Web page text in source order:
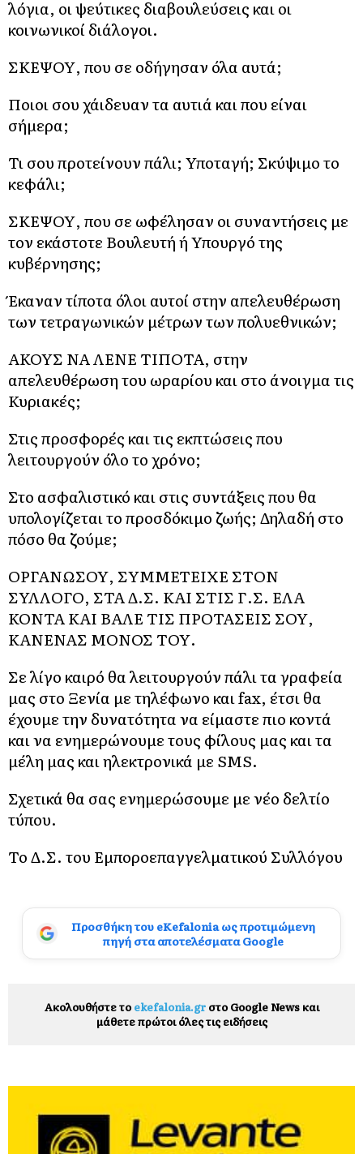
λόγια, οι ψεύτικες διαβουλεύσεις και οι
κοινωνικοί διάλογοι.
ΣΚΕΨΟΥ, που σε οδήγησαν όλα αυτά;
Ποιοι σου χάιδευαν τα αυτιά και που είναι
σήμερα;
Τι σου προτείνουν πάλι; Υποταγή; Σκύψιμο το
κεφάλι;
ΣΚΕΨΟΥ, που σε ωφέλησαν οι συναντήσεις με
τον εκάστοτε Βουλευτή ή Υπουργό της
κυβέρνησης;
Έκαναν τίποτα όλοι αυτοί στην απελευθέρωση
των τετραγωνικών μέτρων των πολυεθνικών;
ΑΚΟΥΣ ΝΑ ΛΕΝΕ ΤΙΠΟΤΑ, στην
απελευθέρωση του ωραρίου και στο άνοιγμα τις
Κυριακές;
Στις προσφορές και τις εκπτώσεις που
λειτουργούν όλο το χρόνο;
Στο ασφαλιστικό και στις συντάξεις που θα
υπολογίζεται το προσδόκιμο ζωής; Δηλαδή στο
πόσο θα ζούμε;
ΟΡΓΑΝΩΣΟΥ, ΣΥΜΜΕΤΕΙΧΕ ΣΤΟΝ
ΣΥΛΛΟΓΟ, ΣΤΑ Δ.Σ. ΚΑΙ ΣΤΙΣ Γ.Σ. ΕΛΑ
ΚΟΝΤΑ ΚΑΙ ΒΑΛΕ ΤΙΣ ΠΡΟΤΑΣΕΙΣ ΣΟΥ,
ΚΑΝΕΝΑΣ ΜΟΝΟΣ ΤΟΥ.
Σε λίγο καιρό θα λειτουργούν πάλι τα γραφεία
μας στο Ξενία με τηλέφωνο και fax, έτσι θα
έχουμε την δυνατότητα να είμαστε πιο κοντά
και να ενημερώνουμε τους φίλους μας και τα
μέλη μας και ηλεκτρονικά με SMS.
Σχετικά θα σας ενημερώσουμε με νέο δελτίο
τύπου.
Το Δ.Σ. του Εμποροεπαγγελματικού Συλλόγου
Προσθήκη του eKefalonia ως προτιμώμενη
πηγή στα αποτελέσματα Google
Ακολουθήστε το ekefalonia.grστο Google News και
μάθετε πρώτοι όλες τις ειδήσεις